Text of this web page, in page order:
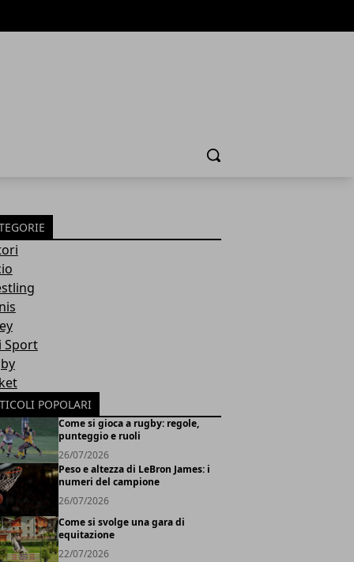
Cerca
Sport
POPOLARI
Come si gioca a rugby: regole,
punteggio e ruoli
26/07/2026
Peso e altezza di LeBron James: i
numeri del campione
26/07/2026
Come si svolge una gara di
equitazione
22/07/2026